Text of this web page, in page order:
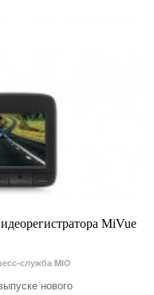
MiVue
служба MIO
нового